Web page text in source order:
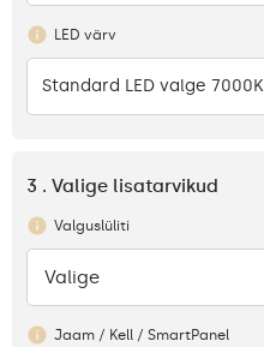
LED värv
Standard LED valge 7000K
3 . Valige lisatarvikud
Valguslüliti
Puudub
Valige
Jaam / Kell / SmartPanel